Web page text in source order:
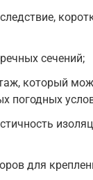
сечений;
который
погодных
для